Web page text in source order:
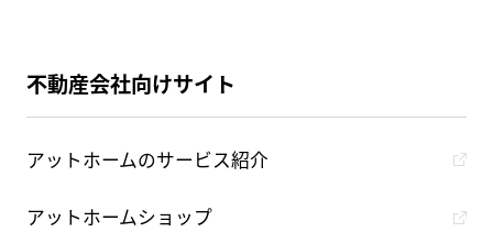
不動産会社向けサイト
アットホームのサービス紹介
アットホームショップ